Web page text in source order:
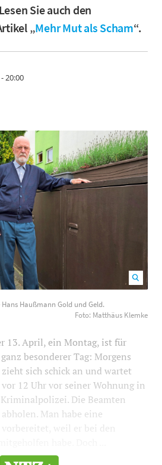
Sie auch den
„Mehr Mut als Scham“.
20:00
Klemke 1200800
Haußmann Gold und Geld.
Foto: Matthäus Klemke
13. April, ein Montag, ist für
besonderer Tag: Morgens
sich schick an und wartet
12 Uhr vor seiner Wohnung in
Die Beamten
Man habe eine
weil er bei den